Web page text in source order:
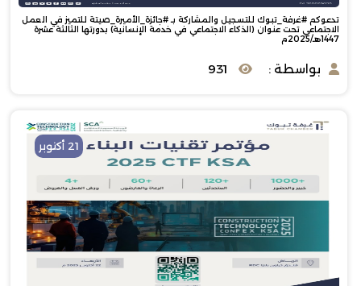
تدعوكم #غرفة_تبوك للتسجيل والمشاركة بـ #جائزة_الأميرة_صيتة للتميز في العمل
الاجتماعي تحت عنوان (الذكاء الاجتماعي في خدمة الإنسانية) بدورتها الثالثة عشرة
1447هـ/2025م
بواسطة : 931
21 أكتوبر